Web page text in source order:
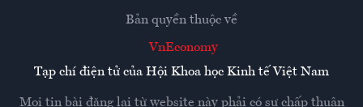
Bản quyền thuộc về
VnEconomy
Tạp chí điện tử của Hội Khoa học Kinh tế Việt Nam
Mọi tin bài đăng lại từ website này phải có sự chấp thuận